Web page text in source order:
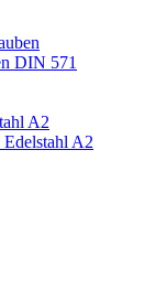
DIN 571
A2
A2